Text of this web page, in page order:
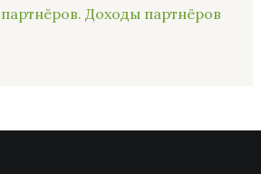
Доходы партнёров